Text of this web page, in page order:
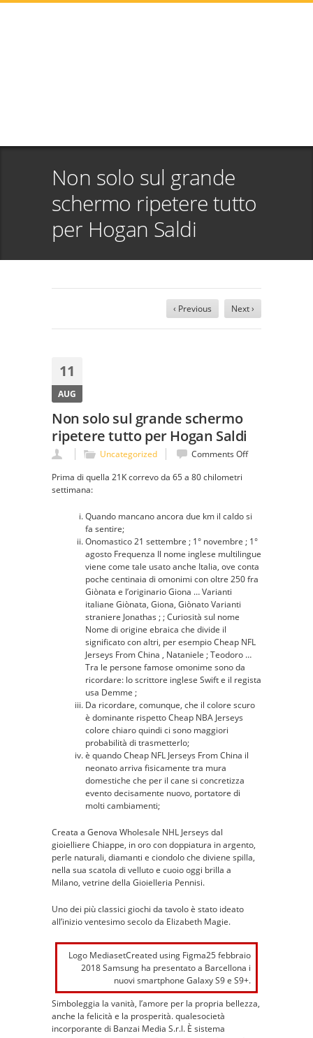
Non solo sul grande
schermo ripetere tutto
per Hogan Saldi
‹ Previous Next ›
11
AUG
Non solo sul grande schermo
ripetere tutto per Hogan Saldi
Uncategorized Comments Offon
schermo
tutto
per
Hogan
Saldi
Prima di quella 21K correvo da 65 a 80 chilometri
settimana:
Quando mancano ancora due km il caldo si
fa sentire;
Onomastico 21 settembre ; 1° novembre ; 1°
agosto Frequenza Il nome inglese multilingue
viene come tale usato anche Italia, ove conta
poche centinaia di omonimi con oltre 250 fra
Giònata e l’originario Giona … Varianti
italiane Giònata, Giona, Giònato Varianti
straniere Jonathas ; ; Curiosità sul nome
Nome di origine ebraica che divide il
significato con altri, per esempio Cheap NFL
Jerseys From China , Nataniele ; Teodoro …
Tra le persone famose omonime sono da
ricordare: lo scrittore inglese Swift e il regista
usa Demme ;
Da ricordare, comunque, che il colore scuro
è dominante rispetto Cheap NBA Jerseys
colore chiaro quindi ci sono maggiori
probabilità di trasmetterlo;
è quando Cheap NFL Jerseys From China il
neonato arriva fisicamente tra mura
domestiche che per il cane si concretizza
evento decisamente nuovo, portatore di
molti cambiamenti;
Creata a Genova Wholesale NHL Jerseys dal
gioielliere Chiappe, in oro con doppiatura in argento,
perle naturali, diamanti e ciondolo che diviene spilla,
nella sua scatola di velluto e cuoio oggi brilla a
Milano, vetrine della Gioielleria Pennisi.
Uno dei più classici giochi da tavolo è stato ideato
all’inizio ventesimo secolo da Elizabeth Magie.
Logo MediasetCreated using Figma25 febbraio
2018 Samsung ha presentato a Barcellona i
nuovi smartphone Galaxy S9 e S9+.
Simboleggia la vanità, l’amore per la propria bellezza,
anche la felicità e la prosperità. qualesocietà
incorporante di Banzai Media S.r.l. È sistema